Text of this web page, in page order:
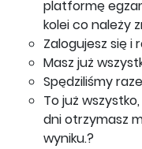
platformę
kolei co należy
Zalogujesz się i
Masz już
Spędziliśmy
To już
dni otrzymasz
wyniku.?